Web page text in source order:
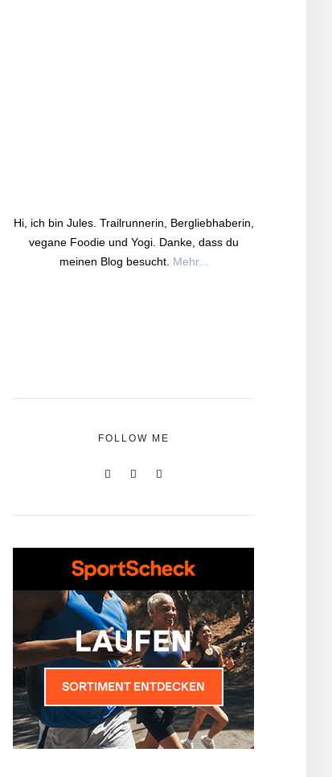
Hi, ich bin Jules. Trailrunnerin, Bergliebhaberin,
vegane Foodie und Yogi. Danke, dass du
meinen Blog besucht. Mehr...
FOLLOW ME